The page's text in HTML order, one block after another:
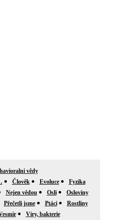
vědy
Člověk Evoluce
Fyzika
Nejen vědou Osli
Osloviny
Přečetli jsme Ptáci
Rostliny
Viry, bakterie